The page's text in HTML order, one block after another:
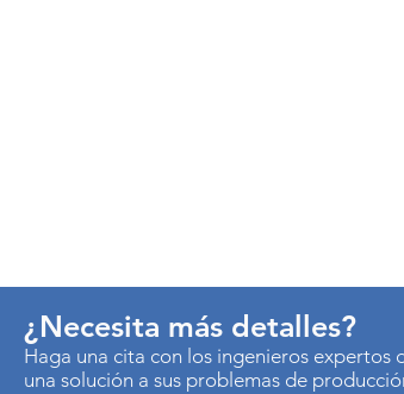
¿Necesita más detalles?
Haga una cita con los ingenieros expertos
una solución a sus problemas de